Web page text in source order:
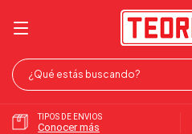
TIPOS DE ENVIOS
Conocer más